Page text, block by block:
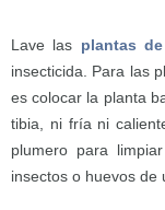
Lave las plantas
insecticida. Para las
es colocar la planta
tibia, ni fría ni
plumero para
insectos o huevos de